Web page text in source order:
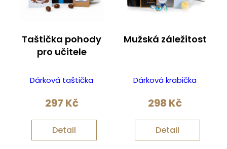
Taštička pohody
pro učitele
Dárková taštička
297 Kč
Detail
Mužská záležitost
Dárková krabička
298 Kč
Detail